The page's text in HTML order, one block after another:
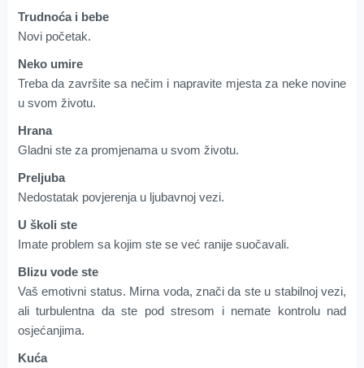
Trudnoća i bebe
Novi početak.
Neko umire
Treba da završite sa nečim i napravite mjesta za neke novine
u svom životu.
Hrana
Gladni ste za promjenama u svom životu.
Preljuba
Nedostatak povjerenja u ljubavnoj vezi.
U školi ste
Imate problem sa kojim ste se već ranije suočavali.
Blizu vode ste
Vaš emotivni status. Mirna voda, znači da ste u stabilnoj vezi,
ali turbulentna da ste pod stresom i nemate kontrolu nad
osjećanjima.
Kuća